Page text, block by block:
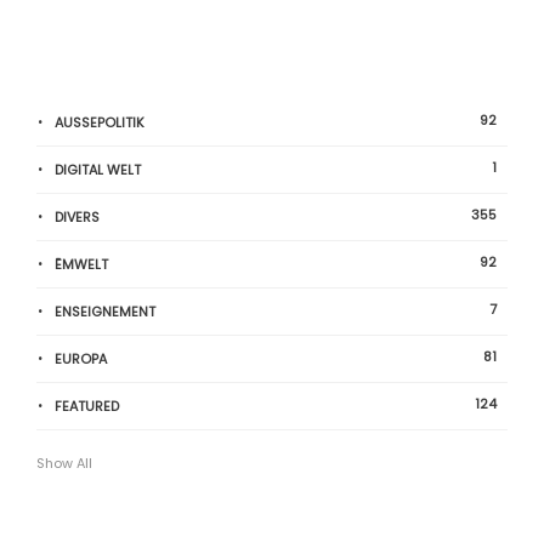
AUSSEPOLITIK 92
DIGITAL WELT 1
DIVERS 355
ËMWELT 92
ENSEIGNEMENT 7
EUROPA 81
FEATURED 124
Show All